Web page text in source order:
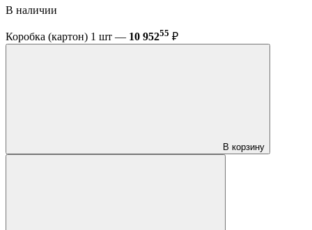
В наличии
Коробка (картон) 1 шт — 10 95255 ₽
В корзину